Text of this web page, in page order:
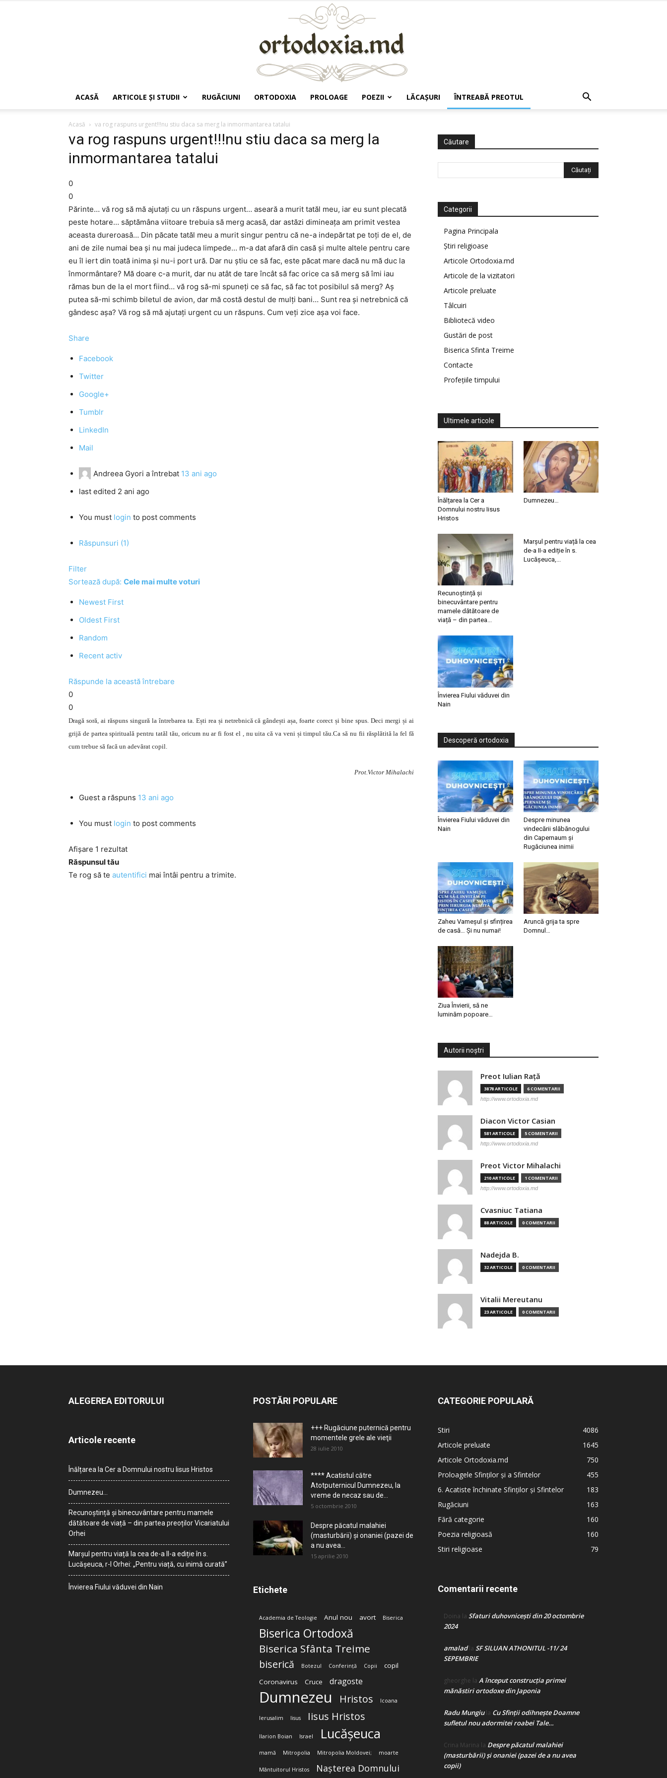
ACASĂ ARTICOLE ŞI STUDII RUGĂCIUNI ORTODOXIA PROLOAGE POEZII LĂCAŞURI ÎNTREABĂ PREOTUL
Acasă va rog raspuns urgent!!!nu stiu daca sa merg la inmormantarea tatalui
va rog raspuns urgent!!!nu stiu daca sa merg la
inmormantarea tatalui
0
0
Părinte… vă rog să mă ajutați cu un răspuns urgent… aseară a murit tatăl meu, iar eu sunt plecată
peste hotare… săptămâna viitoare trebuia să merg acasă, dar astăzi dimineața am primit vestea
aceasta dureroasă… Din păcate tatăl meu a murit singur pentru că ne-a indepărtat pe toți de el, de
ani de zile numai bea și nu mai judeca limpede… m-a dat afară din casă și multe altele pentru care
eu îl iert din toată inima și nu-i port ură. Dar nu știu ce să fac, este păcat mare dacă nu mă duc la
înmormântare? Mă doare c-a murit, dar nu atât de tare încât să fac orice ca să merg să îmi iau
rămas bun de la el mort fiind… vă rog să-mi spuneți ce să fac, să fac tot posibilul să merg? Aș
putea să-mi schimb biletul de avion, dar mă costă destul de mulți bani… Sunt rea și netrebnică că
gândesc așa? Vă rog să mă ajutați urgent cu un răspuns. Cum veți zice așa voi face.
Share
Facebook
Twitter
Google+
Tumblr
LinkedIn
Mail
Andreea Gyori a întrebat 13 ani ago
last edited 2 ani ago
You must login to post comments
Răspunsuri (1)
Filter
Sortează după: Cele mai multe voturi
Newest First
Oldest First
Random
Recent activ
Răspunde la această întrebare
0
0
Dragă soră, ai răspuns singură la întrebarea ta. Ești rea și netrebnică că gândești așa, foarte corect și bine spus. Deci mergi și ai
grijă de partea spirituală pentru tatăl tău, oricum nu ar fi fost el , nu uita că va veni și timpul tău.Ca să nu fii răsplătită la fel fă
cum trebue să facă un adevărat copil.
Prot.Victor Mihalachi
Guest a răspuns 13 ani ago
You must login to post comments
Afișare 1 rezultat
Răspunsul tău
Te rog să te autentifici mai întâi pentru a trimite.
Căutare
Categorii
Pagina Principala
Știri religioase
Articole Ortodoxia.md
Articole de la vizitatori
Articole preluate
Tâlcuiri
Bibliotecă video
Gustări de post
Biserica Sfinta Treime
Contacte
Profețiile timpului
Ultimele articole
Înălțarea la Cer a
Domnului nostru Iisus
Hristos
Dumnezeu…
Recunoștință și
binecuvântare pentru
mamele dătătoare de
viață – din partea...
Marșul pentru viață la cea
de-a II-a ediție în s.
Lucășeuca,...
Învierea Fiului văduvei din
Nain
Descoperă ortodoxia
Învierea Fiului văduvei din
Nain
Despre minunea
vindecării slăbănogului
din Capernaum și
Rugăciunea inimii
Zaheu Vameșul și sfințirea
de casă… Și nu numai!
Aruncă grija ta spre
Domnul…
Ziua Învierii, să ne
luminăm popoare…
Autorii noștri
Preot Iulian Raţă
3878 ARTICOLE 6 COMENTARII
http://www.ortodoxia.md
Diacon Victor Casian
581 ARTICOLE 5 COMENTARII
http://www.ortodoxia.md
Preot Victor Mihalachi
210 ARTICOLE 1 COMENTARII
http://www.ortodoxia.md
Cvasniuc Tatiana
88 ARTICOLE 0 COMENTARII
Nadejda B.
32 ARTICOLE 0 COMENTARII
Vitalii Mereutanu
23 ARTICOLE 0 COMENTARII
ALEGEREA EDITORULUI
Articole recente
Înălțarea la Cer a Domnului nostru Iisus Hristos
Dumnezeu…
Recunoștință și binecuvântare pentru mamele
dătătoare de viață – din partea preoților Vicariatului
Orhei
Marșul pentru viață la cea de-a II-a ediție în s.
Lucășeuca, r-l Orhei: „Pentru viață, cu inimă curată”
Învierea Fiului văduvei din Nain
POSTĂRI POPULARE
+++ Rugăciune puternică pentru
momentele grele ale vieţii
28 iulie 2010
**** Acatistul către
Atotputernicul Dumnezeu, la
vreme de necaz sau de...
5 octombrie 2010
Despre păcatul malahiei
(masturbării) şi onaniei (pazei de
a nu avea...
15 aprilie 2010
Etichete
Academia de Teologie Anul nou avort Biserica
Biserica Ortodoxă
Biserica Sfânta Treime
biserică Botezul Conferință Copii
copil
Coronavirus
Cruce dragoste
Dumnezeu Hristos Icoana
Ierusalim Iisus Iisus Hristos
Ilarion Boian Israel Lucășeuca
mamă Mitropolia Mitropolia Moldovei; moarte
Mântuitorul Hristos Nașterea Domnului
CATEGORIE POPULARĂ
Stiri
4086
Articole preluate
1645
Articole Ortodoxia.md
750
Proloagele Sfinților și a Sfintelor
455
6. Acatiste închinate Sfinților și Sfintelor
183
Rugăciuni
163
Fără categorie
160
Poezia religioasă
160
Stiri religioase
79
Comentarii recente
Doina la Sfaturi duhovnicești din 20 octombrie
2024
amaladla SF SILUAN ATHONITUL -11/ 24
SEPEMBRIE
gheorghe la A început construcţia primei
mănăstiri ortodoxe din Japonia
Radu Mungiula Cu Sfinții odihnește Doamne
sufletul nou adormitei roabei Tale…
Crina Marina la Despre păcatul malahiei
(masturbării) şi onaniei (pazei de a nu avea
copii)